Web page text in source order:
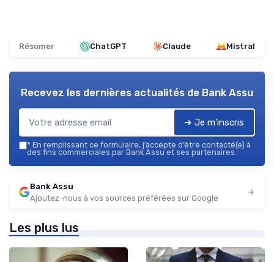
Résumer ChatGPT Claude Mistral
Recevez les dernières actualités de Bank Assu
➔ Je m'inscris
* En remplissant ce formulaire, j’accepte d’être contacté(e) à
des fins commerciales par Bank Assu et ses partenaires.
Bank Assu
Ajoutez-nous à vos sources préférées sur Google
Les plus lus